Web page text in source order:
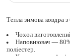
Тепла зимова ковдра
Чохол
Наповнювач — 80%
поліестер.